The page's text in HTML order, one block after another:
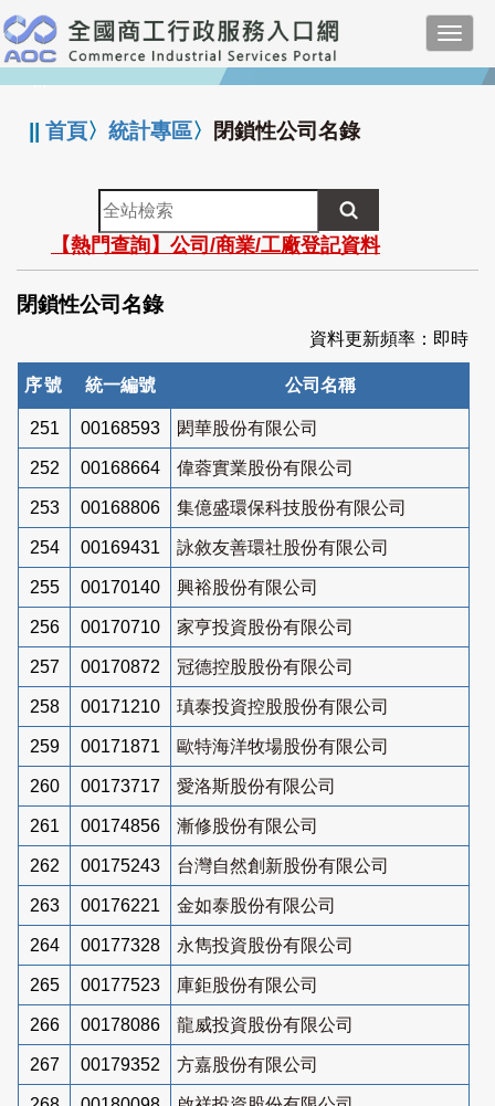
跳
到
主
要
:::
||首頁〉統計專區〉 閉鎖性公司名錄
全
站
檢
索
【熱門查詢】公司/商業/工廠登記資料
閉鎖性公司名錄
資料更新頻率：即時
序號 統一編號 公司名稱
251 00168593 閎華股份有限公司
252 00168664 偉蓉實業股份有限公司
253 00168806 集億盛環保科技股份有限公司
254 00169431 詠敘友善環社股份有限公司
255 00170140 興裕股份有限公司
256 00170710 家亨投資股份有限公司
257 00170872 冠德控股股份有限公司
258 00171210 瑱泰投資控股股份有限公司
259 00171871 歐特海洋牧場股份有限公司
260 00173717 愛洛斯股份有限公司
261 00174856 漸修股份有限公司
262 00175243 台灣自然創新股份有限公司
263 00176221 金如泰股份有限公司
264 00177328 永雋投資股份有限公司
265 00177523 庫鉅股份有限公司
266 00178086 龍威投資股份有限公司
267 00179352 方嘉股份有限公司